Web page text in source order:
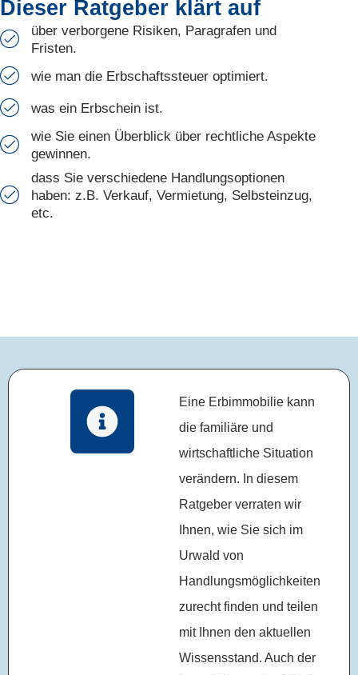
Dieser Ratgeber klärt auf
über verborgene Risiken, Paragrafen und
Fristen.
wie man die Erbschaftssteuer optimiert.
was ein Erbschein ist.
wie Sie einen Überblick über rechtliche Aspekte
gewinnen.
dass Sie verschiedene Handlungsoptionen
haben: z.B. Verkauf, Vermietung, Selbsteinzug,
etc.
Eine Erbimmobilie kann
die familiäre und
wirtschaftliche Situation
verändern. In diesem
Ratgeber verraten wir
Ihnen, wie Sie sich im
Urwald von
Handlungsmöglichkeiten
zurecht finden und teilen
mit Ihnen den aktuellen
Wissensstand. Auch der